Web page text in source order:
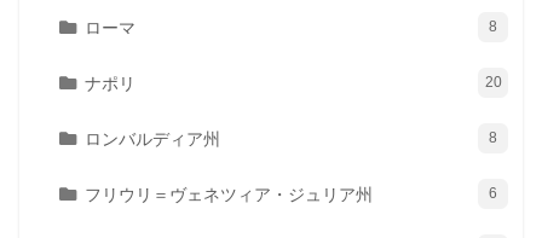
ローマ 8
ナポリ 20
ロンバルディア州 8
フリウリ＝ヴェネツィア・ジュリア州 6